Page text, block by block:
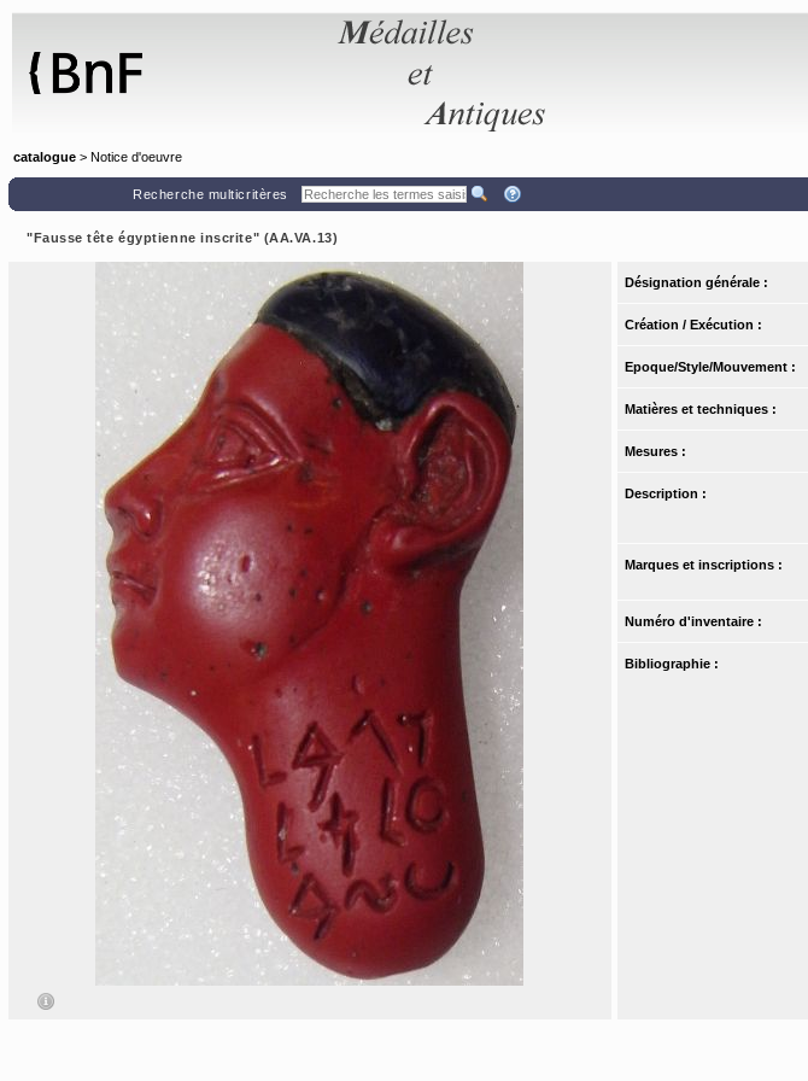
catalogue > Notice d'oeuvre
Recherche multicritères
"Fausse tête égyptienne inscrite" (AA.VA.13)
Désignation générale :
Création / Exécution :
Epoque/Style/Mouvement :
Matières et techniques :
Mesures :
Description :
Marques et inscriptions :
Numéro d'inventaire :
Bibliographie :